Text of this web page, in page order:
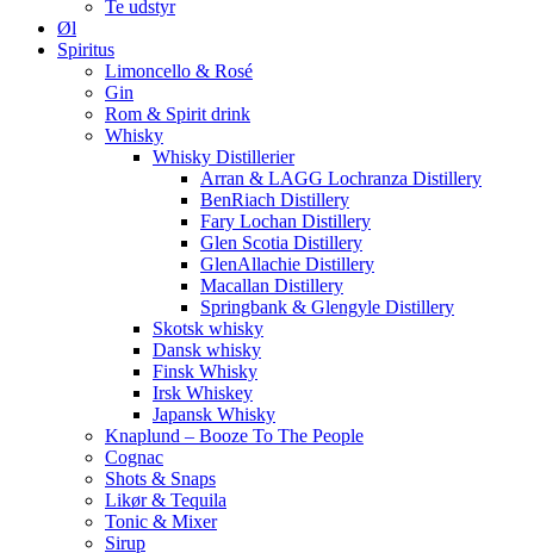
Te udstyr
Øl
Spiritus
Limoncello & Rosé
Gin
Rom & Spirit drink
Whisky
Whisky Distillerier
Arran & LAGG Lochranza Distillery
BenRiach Distillery
Fary Lochan Distillery
Glen Scotia Distillery
GlenAllachie Distillery
Macallan Distillery
Springbank & Glengyle Distillery
Skotsk whisky
Dansk whisky
Finsk Whisky
Irsk Whiskey
Japansk Whisky
Knaplund – Booze To The People
Cognac
Shots & Snaps
Likør & Tequila
Tonic & Mixer
Sirup